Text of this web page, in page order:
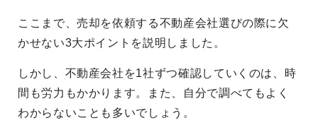
ここまで、売却を依頼する不動産会社選びの際に欠
かせない3大ポイントを説明しました。
しかし、不動産会社を1社ずつ確認していくのは、時
間も労力もかかります。また、自分で調べてもよく
わからないことも多いでしょう。